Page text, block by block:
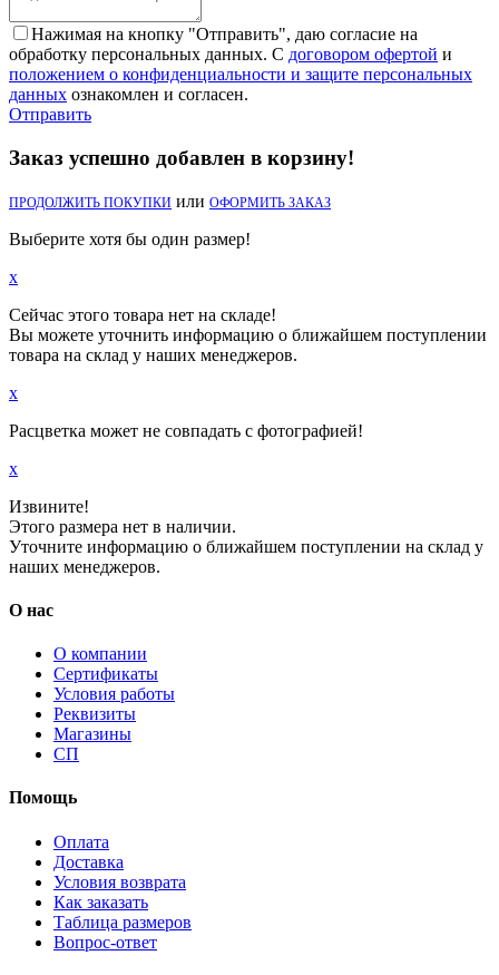
Нажимая на кнопку "Отправить", даю согласие на
обработку персональных данных. С договором офертой и
положением о конфиденциальности и защите персональных
данных ознакомлен и согласен.
Отправить
Заказ успешно добавлен в корзину!
ПРОДОЛЖИТЬ ПОКУПКИ или ОФОРМИТЬ ЗАКАЗ
Выберите хотя бы один размер!
x
Сейчас этого товара нет на складе!
Вы можете уточнить информацию о ближайшем поступлении
товара на склад у наших менеджеров.
x
Расцветка может не совпадать с фотографией!
x
Извините!
Этого размера нет в наличии.
Уточните информацию о ближайшем поступлении на склад у
наших менеджеров.
О нас
О компании
Сертификаты
Условия работы
Реквизиты
Магазины
СП
Помощь
Оплата
Доставка
Условия возврата
Как заказать
Таблица размеров
Вопрос-ответ